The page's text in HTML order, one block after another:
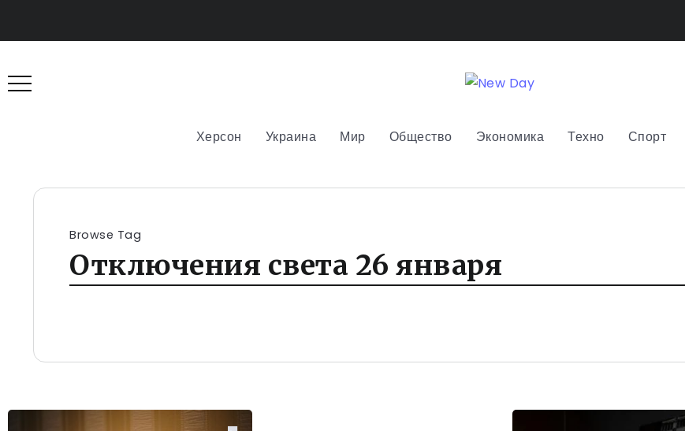
Херсон Украина Мир Общество Экономика Техно Спорт
Browse Tag
Отключения света 26 января